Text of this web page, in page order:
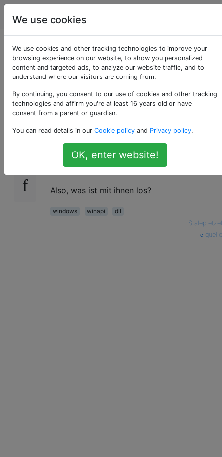
Programmierung
Was genau sind DLL-
Dateien und wie
funktionieren sie?
224
Wie genau funktionieren DLL-Dateien? Es
scheint sehr viele von ihnen zu geben, aber
ich weiß nicht, was sie sind oder wie sie
funktionieren.
Also, was ist mit ihnen los?
windows winapi
dll
Stalepretzel
quelle
We use cookies
We use cookies and other tracking technologies to improve your
browsing experience on our website, to show you personalized
content and targeted ads, to analyze our website traffic, and to
understand where our visitors are coming from.
By continuing, you consent to our use of cookies and other tracking
technologies and affirm you're at least 16 years old or have
consent from a parent or guardian.
You can read details in our Cookie policy and Privacy policy.
OK, enter website!